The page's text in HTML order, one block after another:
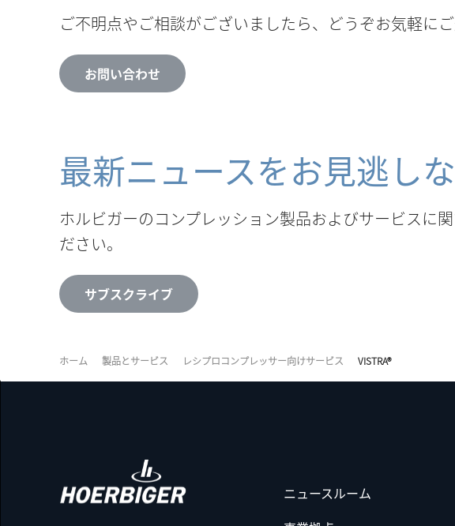
ご不明点やご相談がございましたら、どうぞお気軽にご
お問い合わせ
最新ニュースをお見逃し
ホルビガーのコンプレッション製品およびサービスに
ださい。
サブスクライブ
ホーム 製品とサービス レシプロコンプレッサー向けサービス VISTRA®
ニュースルーム